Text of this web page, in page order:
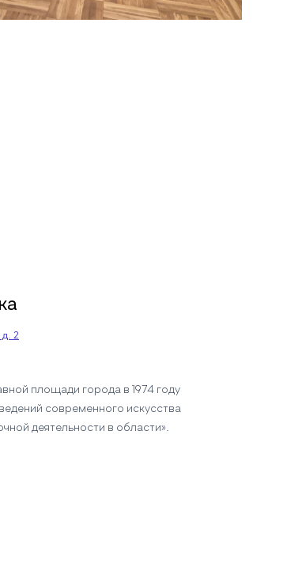
2
площади города в 1974 году
современного искусства
деятельности в области».